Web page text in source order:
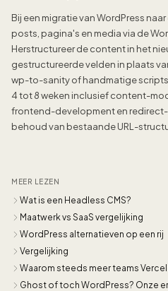
Bij een migratie van WordPress
posts, pagina's en media via de
Herstructureer de content in het
gestructureerde velden in plaats
wp-to-sanity of handmatige
4 tot 8 weken inclusief content-
frontend-development en
behoud van bestaande URL-
MEER LEZEN
Wat is een Headless CMS?
Maatwerk vs SaaS vergelijking
WordPress alternatieven op een rij
Vergelijking
Waarom steeds meer teams
Ghost of toch WordPress? Onze